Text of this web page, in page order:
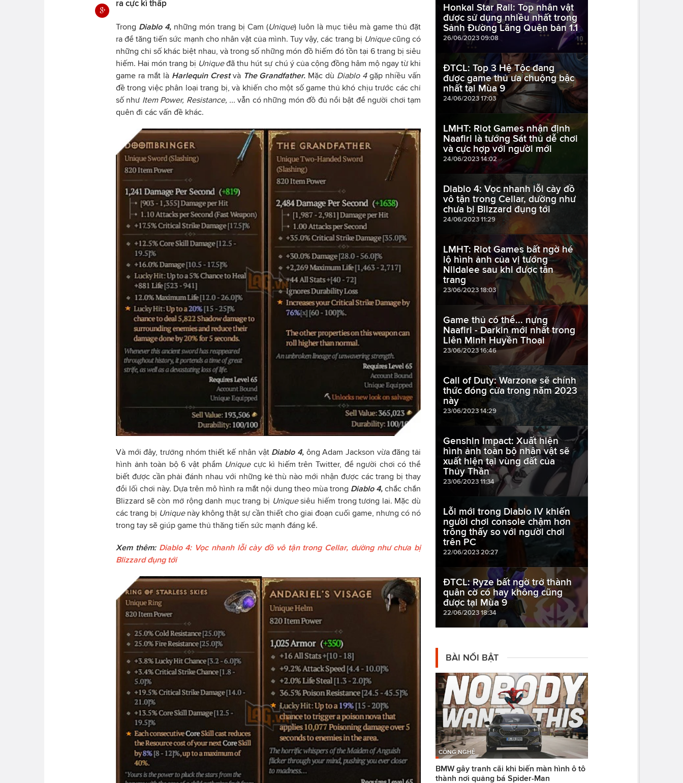
ra cực kì thấp
Trong Diablo 4, những món trang bị Cam (Unique) luôn là mục tiêu mà game thủ đặt
ra để tăng tiến sức mạnh cho nhân vật của mình. Tuy vậy, các trang bị Uniquecũng có
những chỉ số khác biệt nhau, và trong số những món đồ hiếm đó tồn tại 6 trang bị siêu
hiếm. Hai món trang bị Uniqueđã thu hút sự chú ý của cộng đồng hâm mộ ngay từ khi
game ra mắt là Harlequin Crestvà The Grandfather. Mặc dù Diablo 4gặp nhiều vấn
đề trong việc phân loại trang bị, và khiến cho một số game thủ khó chịu trước các chỉ
số như Item Power, Resistance, ...vẫn có những món đồ đủ nổi bật để người chơi tạm
quên đi các vấn đề khác.
Và mới đây, trưởng nhóm thiết kế nhân vật Diablo 4,ông Adam Jackson vừa đăng tải
hình ảnh toàn bộ 6 vật phẩm Uniquecực kì hiếm trên Twitter, để người chơi có thể
biết được cần phải đánh nhau với những kẻ thù nào mới nhận được các trang bị thay
đổi lối chơi này. Dựa trên mô hình ra mắt nội dung theo mùa trong Diablo 4, chắc chắn
Blizzard sẽ còn mở rộng danh mục trang bị Uniquesiêu hiếm trong tương lai. Mặc dù
các trang bị Unique này không thật sự cần thiết cho giai đoạn cuối game, nhưng có nó
trong tay sẽ giúp game thủ thăng tiến sức mạnh đáng kể.
Xem thêm: Diablo 4: Vọc nhanh lỗi cày đồ vô tận trong Cellar, dường như chưa bị
Blizzard đụng tới
Honkai Star Rail: Top nhân vật
được sử dụng nhiều nhất trong
Sảnh Đường Lãng Quên bản 1.1
26/06/2023 09:08
ĐTCL: Top 3 Hệ Tộc đang
được game thủ ưa chuộng bậc
nhất tại Mùa 9
24/06/2023 17:03
LMHT: Riot Games nhận định
Naafiri là tướng Sát thủ dễ chơi
và cực hợp với người mới
24/06/2023 14:02
Diablo 4: Vọc nhanh lỗi cày đồ
vô tận trong Cellar, dường như
chưa bị Blizzard đụng tới
24/06/2023 11:29
LMHT: Riot Games bất ngờ hé
lộ hình ảnh của vị tướng
Nildalee sau khi được tân
trang
23/06/2023 18:03
Game thủ có thể... nựng
Naafiri - Darkin mới nhất trong
Liên Minh Huyền Thoại
23/06/2023 16:46
Call of Duty: Warzone sẽ chính
thức đóng cửa trong năm 2023
này
23/06/2023 14:29
Genshin Impact: Xuất hiện
hình ảnh toàn bộ nhân vật sẽ
xuất hiện tại vùng đất của
Thủy Thần
23/06/2023 11:34
Lỗi mới trong Diablo IV khiến
người chơi console chậm hơn
trông thấy so với người chơi
trên PC
22/06/2023 20:27
ĐTCL: Ryze bất ngờ trở thành
quân cờ có hay không cũng
được tại Mùa 9
22/06/2023 18:34
BÀI NỔI BẬT
CÔNG NGHỆ
BMW gây tranh cãi khi biến màn hình ô tô
thành nơi quảng bá Spider-Man